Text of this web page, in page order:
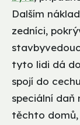
Dalším
zedníci,
tyto lidi dá
spojí do
speciální
těchto